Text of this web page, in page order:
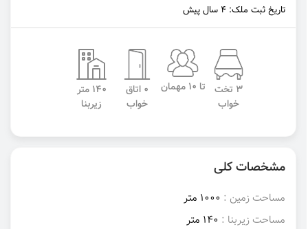
تاریخ ثبت ملک: 4 سال پیش
3 تخت
خواب
تا 10 مهمان
0 اتاق
خواب
140 متر
زیربنا
مشخصات کلی
مساحت زمین : 1000 متر
مساحت زیربنا : 140 متر